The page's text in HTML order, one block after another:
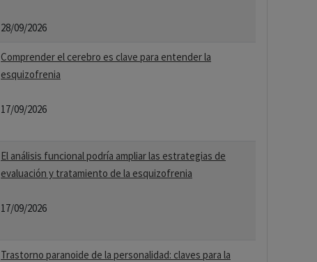
28/09/2026
Comprender el cerebro es clave para entender la
esquizofrenia
17/09/2026
El análisis funcional podría ampliar las estrategias de
evaluación y tratamiento de la esquizofrenia
17/09/2026
Trastorno paranoide de la personalidad: claves para la